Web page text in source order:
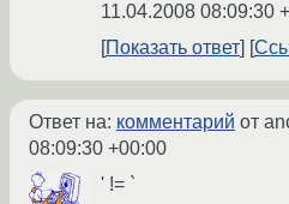
11.04.2008 08:09:30
Показать ответ
Ответ на: комментарий от
08:09:30 +00:00
' != `